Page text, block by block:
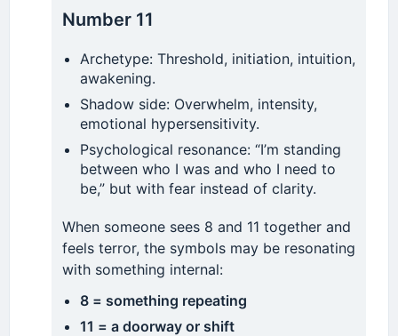
#FePopular #MéxicoMístico
📸 Årt ßy: santamuerte.org | Wishful Thinker
Base64 (UTF-8): Ynkgc2FudGFtdWVydGUub3Jn
Number 11
Archetype: Threshold, initiation, intuition,
awakening.
Shadow side: Overwhelm, intensity,
emotional hypersensitivity.
Psychological resonance: “I’m standing
between who I was and who I need to
be,” but with fear instead of clarity.
When someone sees 8 and 11 together and
feels terror, the symbols may be resonating
with something internal:
8 = something repeating
11 = a doorway or shift